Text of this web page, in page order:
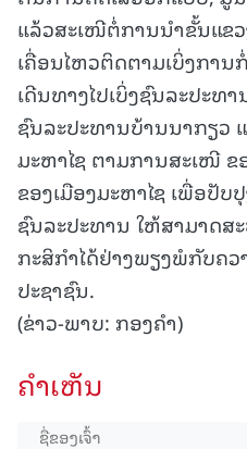
ແລ້ວສະເໜີຕໍ່ການນຳຂັ້ນແຂ
ເຄື່ອນໄຫວຕິດຕາມເບິ່ງກາ
ເດີນທາງໄປເບິ່ງຊົນລະປະທ
ຊົນລະປະທານບ້ານນາກຽວ
ມະຫາໄຊ ຕາມການສະເໜີ ຂ
ຂອງເມືອງມະຫາໄຊ ເພື່ອປັ
ຊົນລະປະທານ ໃຫ້ສາມາດສ
ກະສິກຳໄດ້ຢ່າງພຽງພໍກັບຄ
ປະຊາຊົນ.
(ຂ່າວ-ພາບ: ກອງຄຳ)
ຄໍາເຫັນ